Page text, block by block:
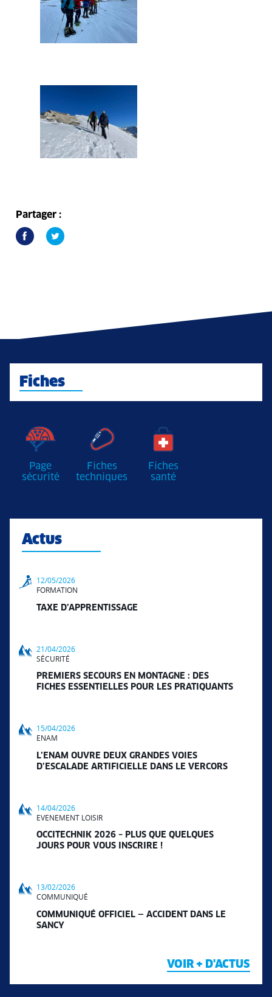
Partager :
Fiches
Page
sécurité
Fiches
techniques
Fiches
santé
Actus
12/05/2026
FORMATION
TAXE D’APPRENTISSAGE
21/04/2026
SÉCURITÉ
PREMIERS SECOURS EN MONTAGNE : DES
FICHES ESSENTIELLES POUR LES PRATIQUANTS
15/04/2026
ENAM
L’ENAM OUVRE DEUX GRANDES VOIES
D’ESCALADE ARTIFICIELLE DANS LE VERCORS
14/04/2026
EVENEMENT LOISIR
OCCITECHNIK 2026 – PLUS QUE QUELQUES
JOURS POUR VOUS INSCRIRE !
13/02/2026
COMMUNIQUÉ
COMMUNIQUÉ OFFICIEL — ACCIDENT DANS LE
SANCY
VOIR + D'ACTUS